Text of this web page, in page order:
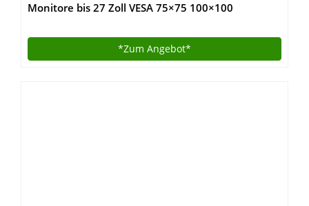
Monitore bis 27 Zoll VESA 75×75 100×100
*Zum Angebot*